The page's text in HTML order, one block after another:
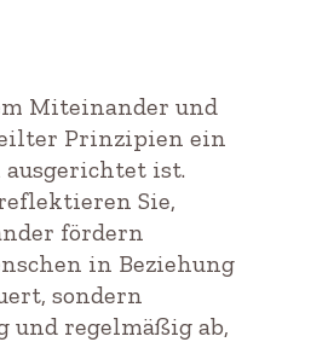
Miteinander und
Prinzipien ein
ausgerichtet ist.
Sie,
fördern
in Beziehung
sondern
und regelmäßig ab,